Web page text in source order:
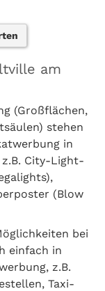
am
(Großflächen,
stehen
in
City-Light-
(Blow
bei
einfach in
z.B.
Taxi-